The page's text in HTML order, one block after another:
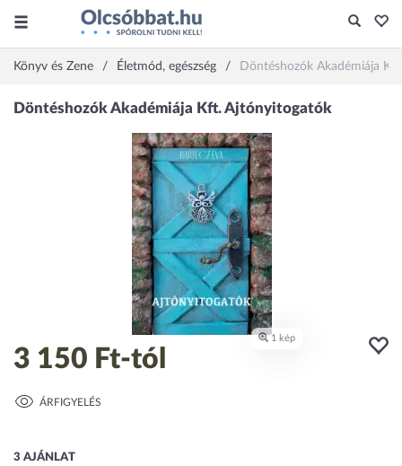
Könyv és Zene Életmód, egészség Döntéshozók Akadémiája
3 150 Ft-tól
ÁRFIGYELÉS
3 AJÁNLAT